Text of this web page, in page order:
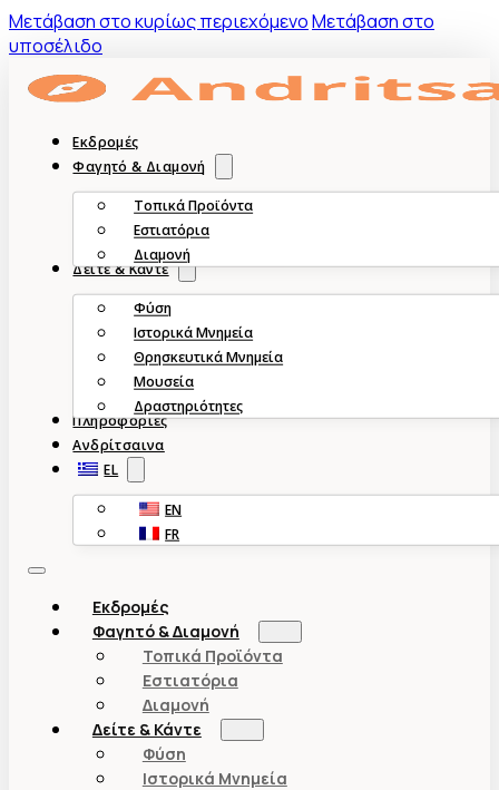
Mετάβαση στο κυρίως περιεχόμενοΜετάβαση στο
υποσέλιδο
Εκδρομές
Φαγητό & Διαμονή
Τοπικά Προϊόντα
Εστιατόρια
Διαμονή
Δείτε & Κάντε
Φύση
Ιστορικά Μνημεία
Θρησκευτικά Μνημεία
Μουσεία
Δραστηριότητες
Πληροφορίες
Ανδρίτσαινα
EL
EN
FR
Εκδρομές
Φαγητό & Διαμονή
Τοπικά Προϊόντα
Εστιατόρια
Διαμονή
Δείτε & Κάντε
Φύση
Ιστορικά Μνημεία